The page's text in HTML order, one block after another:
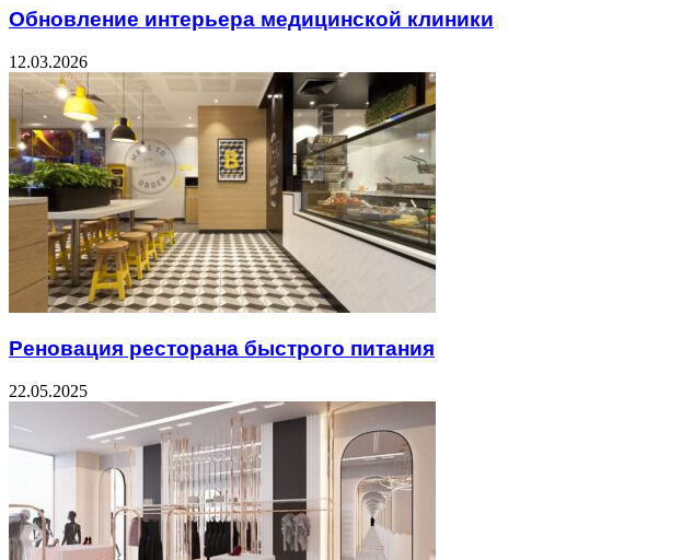
Обновление интерьера медицинской клиники
12.03.2026
Реновация ресторана быстрого питания
22.05.2025